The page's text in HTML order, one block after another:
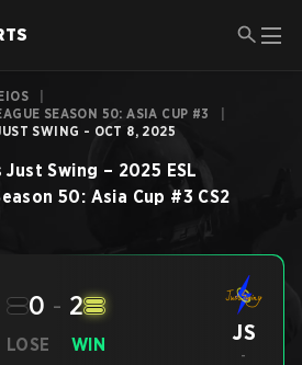
SEASON 50: ASIA CUP #3
SWING - OCT 8, 2025
Just Swing – 2025 ESL
50: Asia Cup #3 CS2
LOSE
0 - 2
WIN JS
-